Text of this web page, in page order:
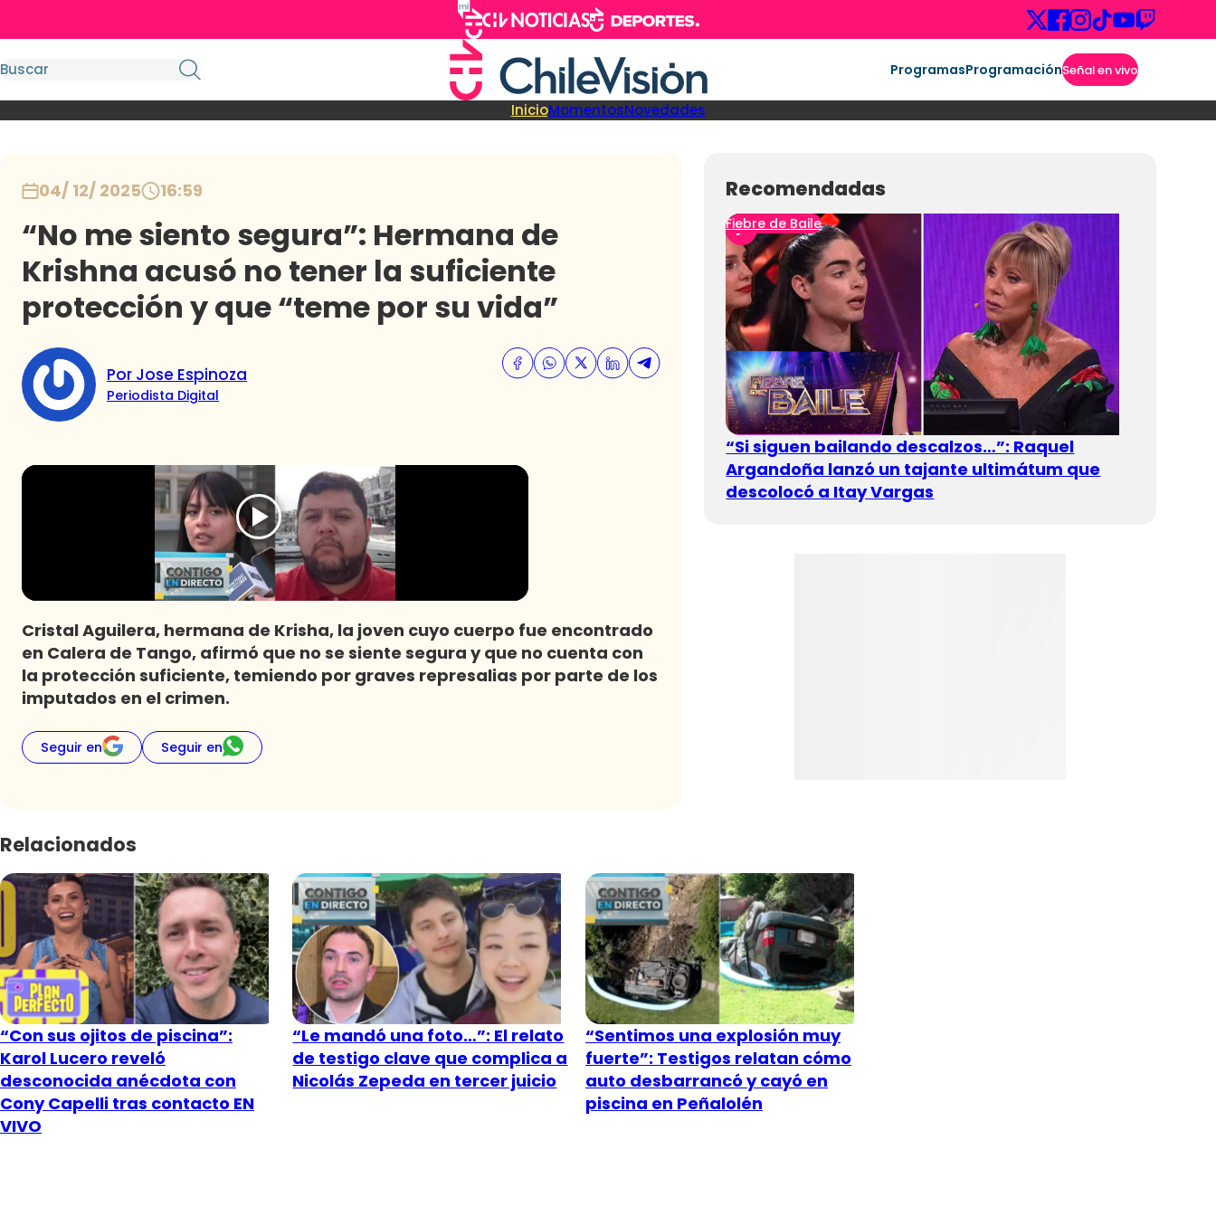
ProgramasProgramaciónSeñal en vivo
InicioMomentosNovedades
04/ 12/ 2025 16:59
“No me siento segura”: Hermana de
Krishna acusó no tener la suficiente
protección y que “teme por su vida”
Por Jose Espinoza
Periodista Digital
Cristal Aguilera, hermana de Krisha, la joven cuyo cuerpo fue encontrado
en Calera de Tango, afirmó que no se siente segura y que no cuenta con
la protección suficiente, temiendo por graves represalias por parte de los
imputados en el crimen.
Seguir en Seguir en
Recomendadas
Fiebre de Baile
“Si siguen bailando descalzos…”: Raquel
Argandoña lanzó un tajante ultimátum que
descolocó a Itay Vargas
Relacionados
“Con sus ojitos de piscina”:
Karol Lucero reveló
desconocida anécdota con
Cony Capelli tras contacto EN
VIVO
“Le mandó una foto…”: El relato
de testigo clave que complica a
Nicolás Zepeda en tercer juicio
“Sentimos una explosión muy
fuerte”: Testigos relatan cómo
auto desbarrancó y cayó en
piscina en Peñalolén